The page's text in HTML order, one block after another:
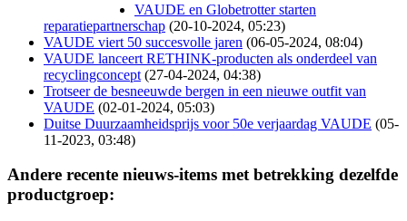
VAUDE en Globetrotter starten
reparatiepartnerschap (20-10-2024, 05:23)
VAUDE viert 50 succesvolle jaren (06-05-2024, 08:04)
VAUDE lanceert RETHINK-producten als onderdeel van
recyclingconcept (27-04-2024, 04:38)
Trotseer de besneeuwde bergen in een nieuwe outfit van
VAUDE (02-01-2024, 05:03)
Duitse Duurzaamheidsprijs voor 50e verjaardag VAUDE (05-
11-2023, 03:48)
Andere recente nieuws-items met betrekking dezelfde
productgroep: